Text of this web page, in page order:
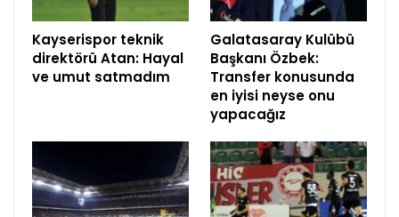
Kayserispor teknik
direktörü Atan: Hayal
ve umut satmadım
Galatasaray Kulübü
Başkanı Özbek:
Transfer konusunda
en iyisi neyse onu
yapacağız